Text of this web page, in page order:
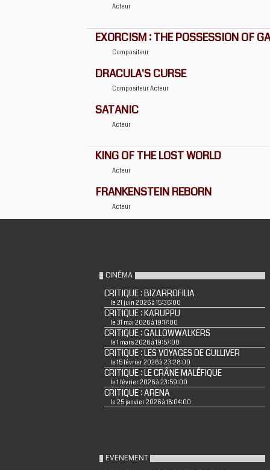
Acteur
EXORCISM : THE POSSESSION OF
Compositeur
DRACULA'S CURSE
CompositeurActeur
SATANIC
Acteur
KING OF THE LOST WORLD
Acteur
FRANKENSTEIN REBORN
Acteur
CINÉMA
CRITIQUE : BIZARROFILIA
le 21 juin 2026 à 15:36:00
CRITIQUE : KARUPPU
le 31 mai 2026 à 19:17:00
CRITIQUE : GALLOWWALKERS
le 1 mars 2026 à 19:57:00
CRITIQUE : LES VOYAGES DE GULLIVER
le 15 février 2026 à 23:28:00
CRITIQUE : LE CRÂNE MALÉFIQUE
le 1 février 2026 à 23:59:00
CRITIQUE : ARENA
le 25 janvier 2026 à 18:04:00
EVENEMENT